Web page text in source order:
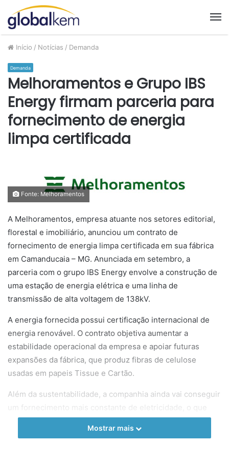
Início / Notícias / Demanda
Demanda
Melhoramentos e Grupo IBS
Energy firmam parceria para
fornecimento de energia
limpa certificada
Fonte: Melhoramentos
A Melhoramentos, empresa atuante nos setores editorial,
florestal e imobiliário, anunciou um contrato de
fornecimento de energia limpa certificada em sua fábrica
em Camanducaia – MG. Anunciada em setembro, a
parceria com o grupo IBS Energy envolve a construção de
uma estação de energia elétrica e uma linha de
transmissão de alta voltagem de 138kV.
A energia fornecida possui certificação internacional de
energia renovável. O contrato objetiva aumentar a
estabilidade operacional da empresa e apoiar futuras
expansões da fábrica, que produz fibras de celulose
usadas em papeis Tissue e Cartão.
Além da sustentabilidade, a companhia ainda vai conseguir
um fornecimento mais constante de eletricidade, o que
garante as operações da fábrica de forma correta e
Mostrar mais